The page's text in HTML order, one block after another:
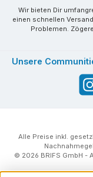
Wir bieten Dir
einen schnellen
Problemen.
Unsere
Alle Preise inkl.
© 2026 BRIFS GmbH -